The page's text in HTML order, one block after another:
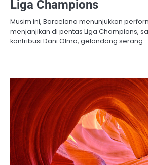
Liga Champions
Musim ini, Barcelona menunjukkan
menjanjikan di pentas Liga Champions,
kontribusi Dani Olmo, gelandang serang…